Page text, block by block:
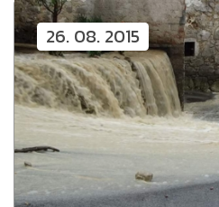
26. 08. 2015